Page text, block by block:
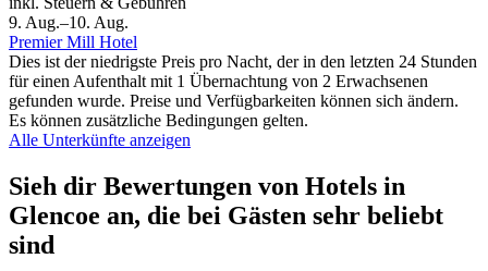
9. Aug.–10. Aug.
Premier Mill Hotel
Dies ist der niedrigste Preis pro Nacht, der in den letzten 24 Stunden
für einen Aufenthalt mit 1 Übernachtung von 2 Erwachsenen
gefunden wurde. Preise und Verfügbarkeiten können sich ändern.
Es können zusätzliche Bedingungen gelten.
Alle Unterkünfte anzeigen
Sieh dir Bewertungen von Hotels in
Glencoe an, die bei Gästen sehr beliebt
sind